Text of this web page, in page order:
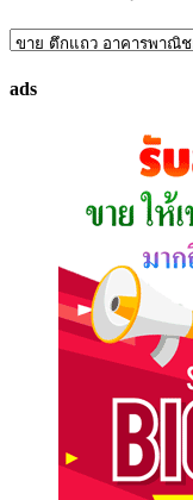
ค้นหา
ที่
ads